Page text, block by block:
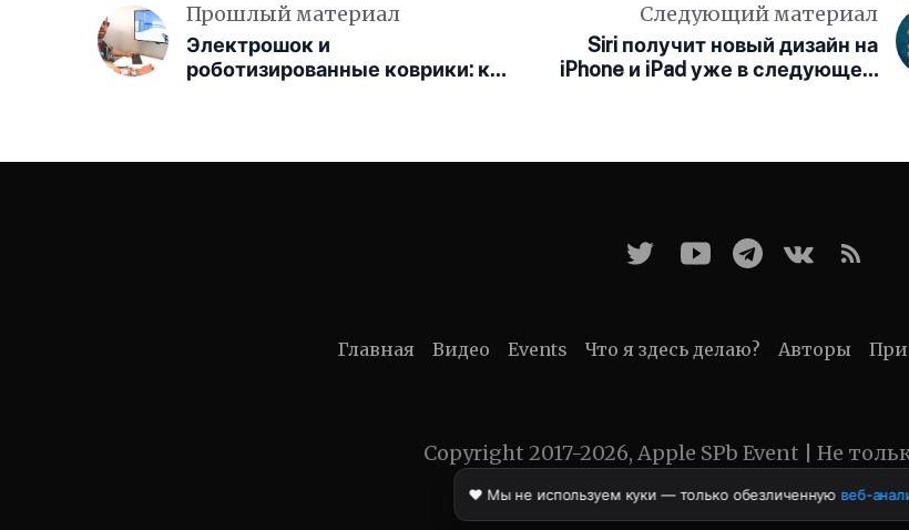
Прошлый материал
Электрошок и
роботизированные коврики: как
Следующий материал
Siri получит новый дизайн на
iPhone и iPad уже в следующем
Главная Видео Events Что я здесь делаю? Авторы
Copyright 2017-2026, Apple SPb Event | Не
❤️ Мы не используем куки — только обезличенную веб-